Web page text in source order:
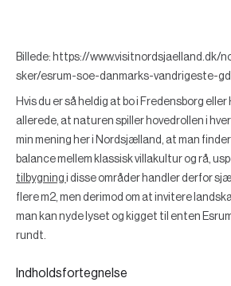
Billede: https://www.visitnordsjaelland.dk/
sker/esrum-soe-danmarks-vandrigeste-
Hvis du er så heldig at bo i Fredensborg
allerede, at naturen spiller hovedrollen i
min mening her i Nordsjælland, at man
balance mellem klassisk villakultur og rå,
tilbygning i disse områder handler derfor
flere m2, men derimod om at invitere
man kan nyde lyset og kigget til enten
rundt.
Indholdsfortegnelse